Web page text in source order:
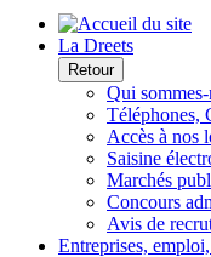
La Dreets
Retour
Qui
Téléphones,
Accès à nos
Saisine
Marchés
Concours
Avis de
Entreprises,